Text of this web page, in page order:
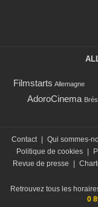
Filmstarts Allemagne
AdoroCinema
Contact Qui sommes-
Politique de cookies
Revue de presse
Retrouvez tous les
0